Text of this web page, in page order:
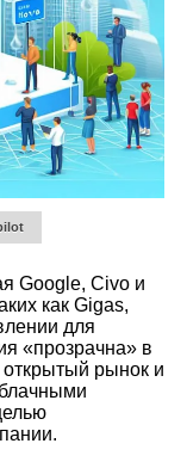
Google, Civo и
как Gigas,
для
«прозрачна» в
открытый рынок и